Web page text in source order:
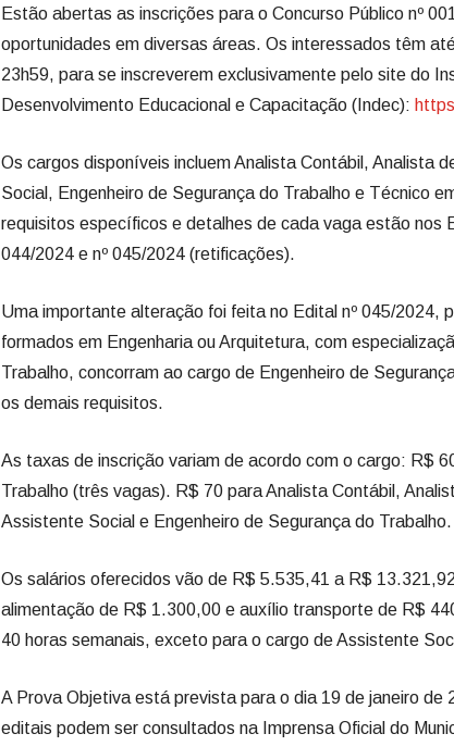
Estão abertas as inscrições para o Concurso Público nº
oportunidades em diversas áreas. Os interessados têm
23h59, para se inscreverem exclusivamente pelo site do
Desenvolvimento Educacional e Capacitação (Indec):
Os cargos disponíveis incluem Analista Contábil, Analista
Social, Engenheiro de Segurança do Trabalho e Técnico
requisitos específicos e detalhes de cada vaga estão nos
044/2024 e nº 045/2024 (retificações).
Uma importante alteração foi feita no Edital nº 045/2024,
formados em Engenharia ou Arquitetura, com
Trabalho, concorram ao cargo de Engenheiro de
os demais requisitos.
As taxas de inscrição variam de acordo com o cargo: R$
Trabalho (três vagas). R$ 70 para Analista Contábil,
Assistente Social e Engenheiro de Segurança do Trabalho.
Os salários oferecidos vão de R$ 5.535,41 a R$
alimentação de R$ 1.300,00 e auxílio transporte de R$
40 horas semanais, exceto para o cargo de Assistente
A Prova Objetiva está prevista para o dia 19 de janeiro de
editais podem ser consultados na Imprensa Oficial do